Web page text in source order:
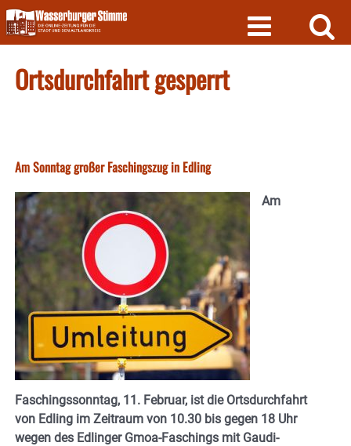
Skip
to
content
Ortsdurchfahrt gesperrt
Am Sonntag großer Faschingszug in Edling
Am
Faschingssonntag, 11. Februar, ist die Ortsdurchfahrt
von Edling im Zeitraum von 10.30 bis gegen 18 Uhr
wegen des Edlinger Gmoa-Faschings mit Gaudi-